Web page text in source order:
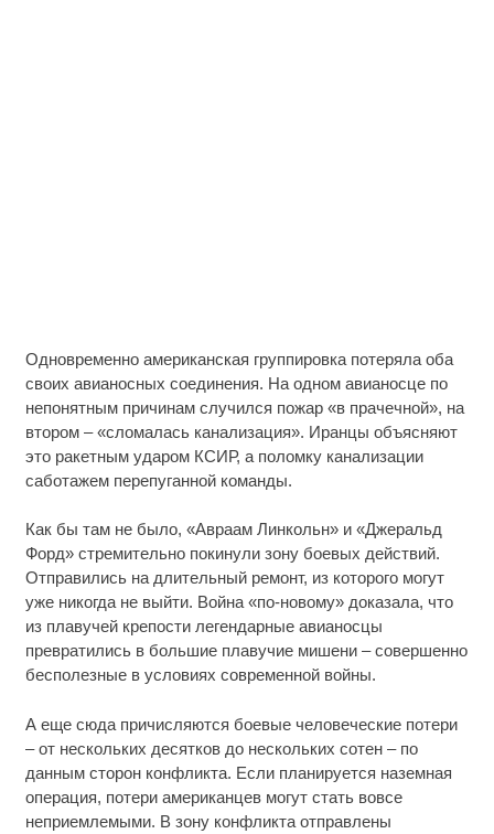
Одновременно американская группировка потеряла оба
своих авианосных соединения. На одном авианосце по
непонятным причинам случился пожар «в прачечной», на
втором – «сломалась канализация». Иранцы объясняют
это ракетным ударом КСИР, а поломку канализации
саботажем перепуганной команды.
Как бы там не было, «Авраам Линкольн» и «Джеральд
Форд» стремительно покинули зону боевых действий.
Отправились на длительный ремонт, из которого могут
уже никогда не выйти. Война «по-новому» доказала, что
из плавучей крепости легендарные авианосцы
превратились в большие плавучие мишени – совершенно
бесполезные в условиях современной войны.
А еще сюда причисляются боевые человеческие потери
– от нескольких десятков до нескольких сотен – по
данным сторон конфликта. Если планируется наземная
операция, потери американцев могут стать вовсе
неприемлемыми. В зону конфликта отправлены